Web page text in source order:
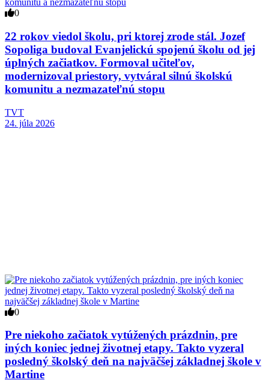
0
22 rokov viedol školu, pri ktorej zrode stál. Jozef
Sopoliga budoval Evanjelickú spojenú školu od jej
úplných začiatkov. Formoval učiteľov,
modernizoval priestory, vytváral silnú školskú
komunitu a nezmazateľnú stopu
TVT
24. júla 2026
0
Pre niekoho začiatok vytúžených prázdnin, pre
iných koniec jednej životnej etapy. Takto vyzeral
posledný školský deň na najväčšej základnej škole v
Martine